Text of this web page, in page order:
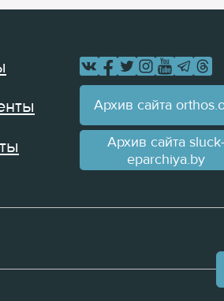
Архив сайта
Архив сайта sluck-
eparchiya.by